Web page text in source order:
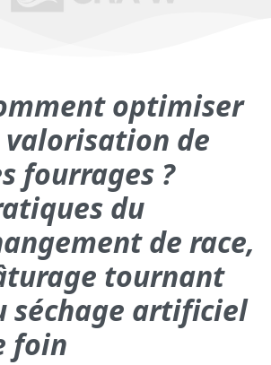
optimiser
de
fourrages ?
du
de race,
tournant
séchage artificiel
foin